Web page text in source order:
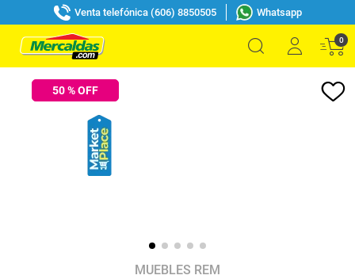
Venta telefónica (606) 8850505 Whatsapp
0
50% OFF
MUEBLES REM